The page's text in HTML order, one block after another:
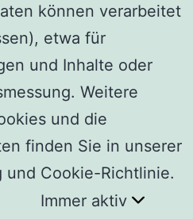
können verarbeitet
etwa für
und Inhalte oder
Weitere
und die
finden Sie in unserer
und Cookie-Richtlinie.
Immer aktiv